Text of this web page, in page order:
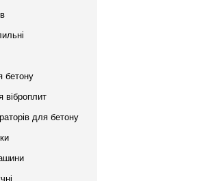
бетону
віброплит
для бетону